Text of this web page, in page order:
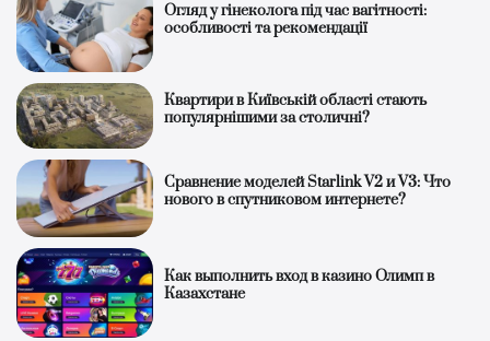
Огляд у гінеколога під час вагітності:
особливості та рекомендації
Квартири в Київській області стають
популярнішими за столичні?
Сравнение моделей Starlink V2 и V3: Что
нового в спутниковом интернете?
Как выполнить вход в казино Олимп в
Казахстане